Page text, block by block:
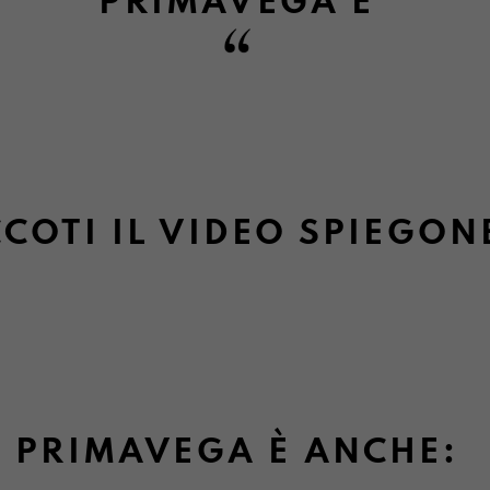
IL VIDEO
PRIMAVEGA È ANCHE: